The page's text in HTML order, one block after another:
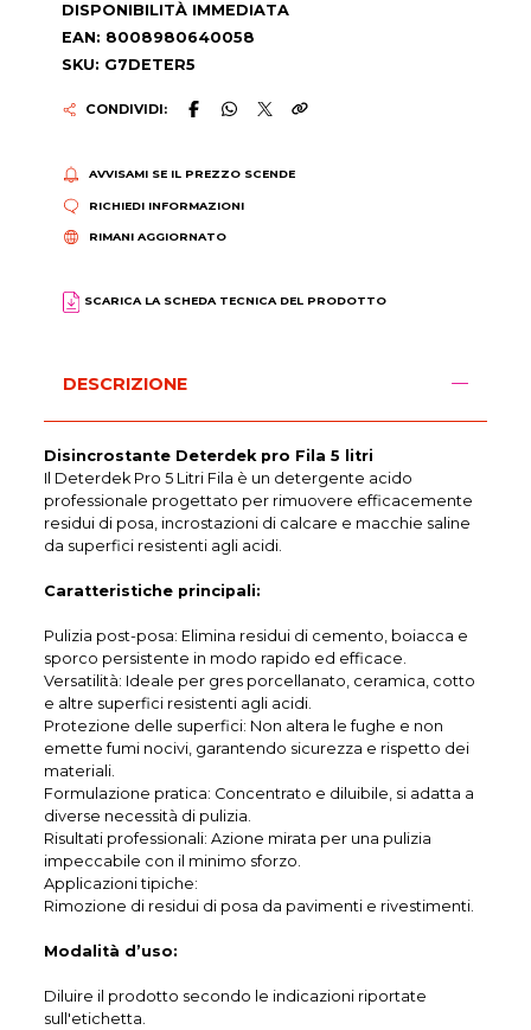
DISPONIBILITÀ IMMEDIATA
EAN: 8008980640058
SKU: G7DETER5
CONDIVIDI:
AVVISAMI SE IL PREZZO SCENDE
RICHIEDI INFORMAZIONI
RIMANI AGGIORNATO
SCARICA LA SCHEDA TECNICA DEL PRODOTTO
DESCRIZIONE
Disincrostante Deterdek pro Fila 5 litri
Il Deterdek Pro 5 Litri Fila è un detergente acido
professionale progettato per rimuovere efficacemente
residui di posa, incrostazioni di calcare e macchie saline
da superfici resistenti agli acidi.
Caratteristiche principali:
Pulizia post-posa: Elimina residui di cemento, boiacca e
sporco persistente in modo rapido ed efficace.
Versatilità: Ideale per gres porcellanato, ceramica, cotto
e altre superfici resistenti agli acidi.
Protezione delle superfici: Non altera le fughe e non
emette fumi nocivi, garantendo sicurezza e rispetto dei
materiali.
Formulazione pratica: Concentrato e diluibile, si adatta a
diverse necessità di pulizia.
Risultati professionali: Azione mirata per una pulizia
impeccabile con il minimo sforzo.
Applicazioni tipiche:
Rimozione di residui di posa da pavimenti e rivestimenti.
Modalità d’uso:
Diluire il prodotto secondo le indicazioni riportate
sull'etichetta.